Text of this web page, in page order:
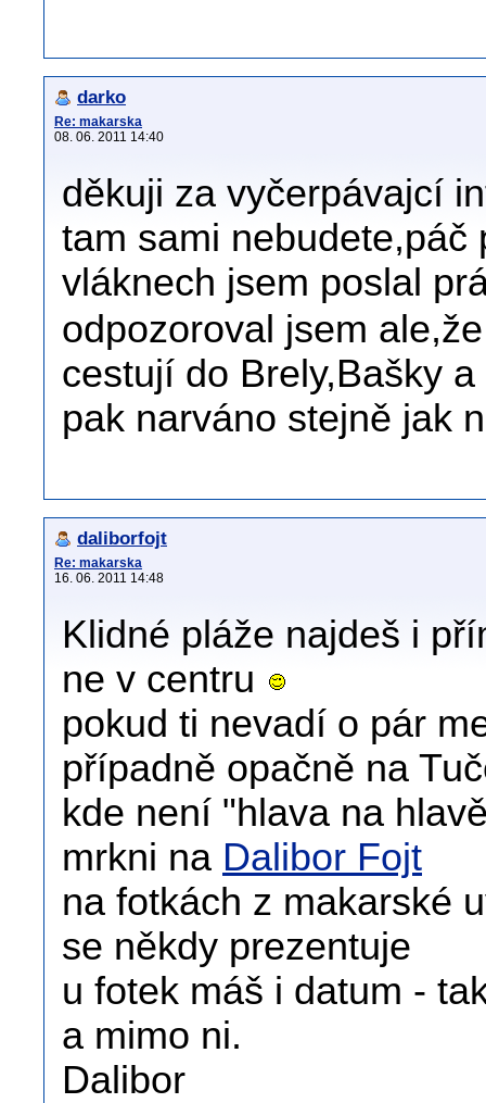
darko
Re: makarska
08. 06. 2011 14:40
děkuji za vyčerpávajcí
tam sami nebudete,páč
vláknech jsem poslal
odpozoroval jsem
cestují do Brely,Bašky
pak narváno stejně jak
daliborfojt
Re: makarska
16. 06. 2011 14:48
Klidné pláže najdeš i
ne v centru
pokud ti nevadí o pár
případně opačně na
kde není "hlava na
mrkni na Dalibor Fojt
na fotkách z makarské
se někdy prezentuje
u fotek máš i datum -
a mimo ni.
Dalibor